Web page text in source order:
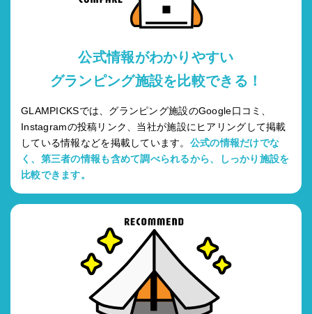
公式情報がわかりやすい
グランピング施設を比較できる！
GLAMPICKSでは、グランピング施設のGoogle口コミ、
Instagramの投稿リンク、当社が施設にヒアリングして掲載
している情報などを掲載しています。 公式の情報だけでな
く、第三者の情報も含めて調べられるから、しっかり施設を
比較できます。